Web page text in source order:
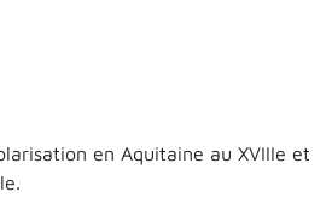
en Aquitaine au XVIIIe et